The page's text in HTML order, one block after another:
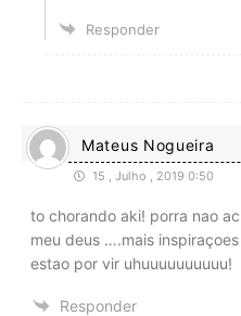
Responder
Mateus Nogueira
15 , Julho , 2019 0:50
to chorando aki! porra nao
meu deus ….mais
estao por vir uhuuuuuuuuuu!
Responder